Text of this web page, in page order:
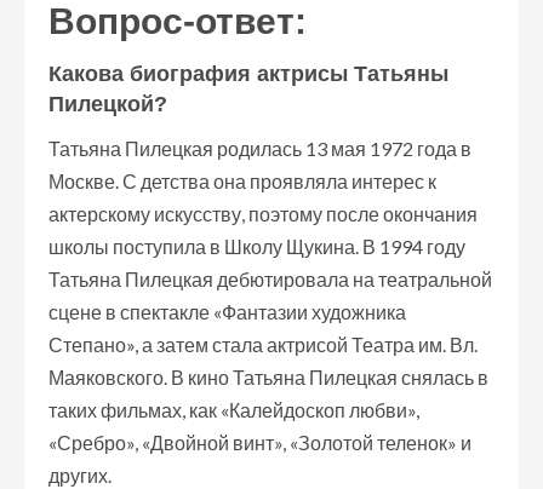
Вопрос-ответ:
Какова биография актрисы Татьяны
Пилецкой?
Татьяна Пилецкая родилась 13 мая 1972 года в
Москве. С детства она проявляла интерес к
актерскому искусству, поэтому после окончания
школы поступила в Школу Щукина. В 1994 году
Татьяна Пилецкая дебютировала на театральной
сцене в спектакле «Фантазии художника
Степано», а затем стала актрисой Театра им. Вл.
Маяковского. В кино Татьяна Пилецкая снялась в
таких фильмах, как «Калейдоскоп любви»,
«Сребро», «Двойной винт», «Золотой теленок» и
других.